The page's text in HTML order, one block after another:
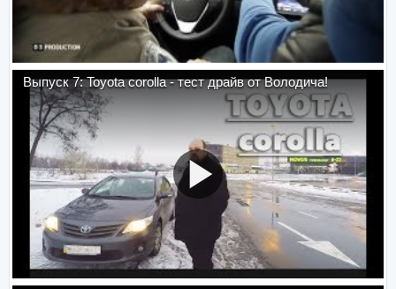
Выпуск 7: Toyota corolla - тест драйв от Володича!